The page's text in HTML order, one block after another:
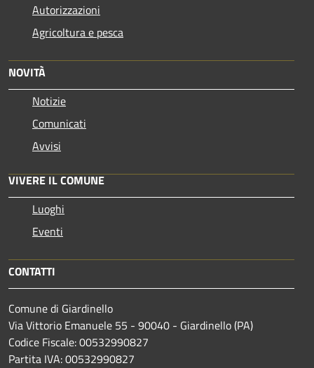
Autorizzazioni
Agricoltura e pesca
NOVITÀ
Notizie
Comunicati
Avvisi
VIVERE IL COMUNE
Luoghi
Eventi
CONTATTI
Comune di Giardinello
Via Vittorio Emanuele 55 - 90040 - Giardinello (PA)
Codice Fiscale: 00532990827
Partita IVA: 00532990827